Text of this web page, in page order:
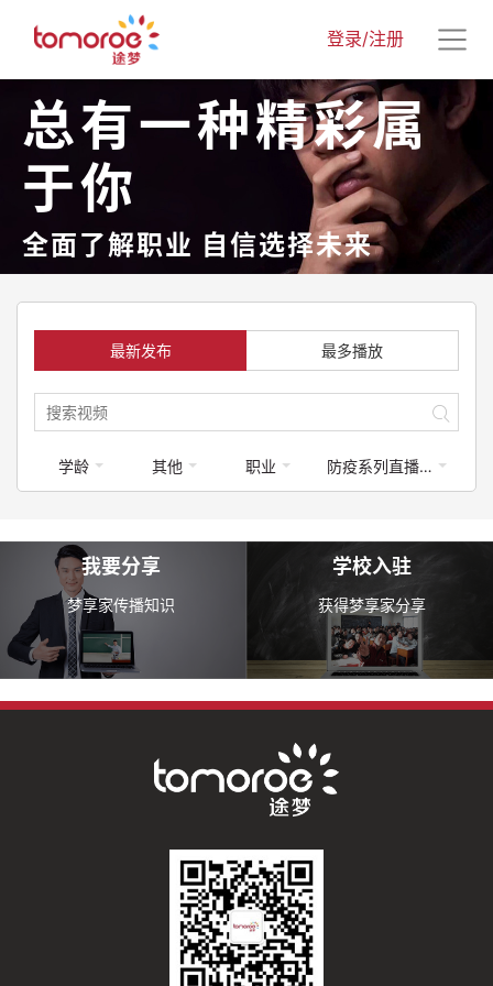
登录/注册
总有一种精彩属
于你
全面了解职业 自信选择未来
最新发布 最多播放
学龄 其他 职业 防疫系列直播课
我要分享
梦享家传播知识
学校入驻
获得梦享家分享